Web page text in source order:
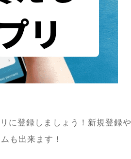
に登録しましょう！新規登録や
も出来ます！